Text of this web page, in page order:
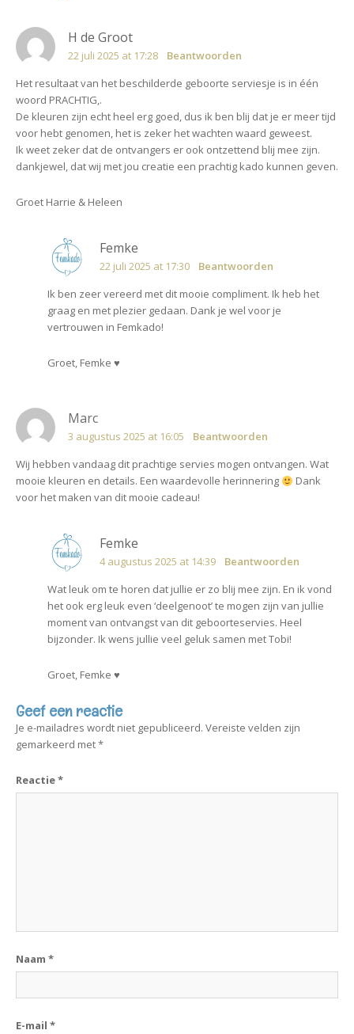
H de Groot
22 juli 2025 at 17:28
Beantwoorden
Het resultaat van het beschilderde geboorte serviesje is in één
woord PRACHTIG,.
De kleuren zijn echt heel erg goed, dus ik ben blij dat je er meer tijd
voor hebt genomen, het is zeker het wachten waard geweest.
Ik weet zeker dat de ontvangers er ook ontzettend blij mee zijn.
dankjewel, dat wij met jou creatie een prachtig kado kunnen geven.
Groet Harrie & Heleen
Femke
22 juli 2025 at 17:30
Beantwoorden
Ik ben zeer vereerd met dit mooie compliment. Ik heb het
graag en met plezier gedaan. Dank je wel voor je
vertrouwen in Femkado!
Groet, Femke ♥
Marc
3 augustus 2025 at 16:05
Beantwoorden
Wij hebben vandaag dit prachtige servies mogen ontvangen. Wat
mooie kleuren en details. Een waardevolle herinnering
Dank
voor het maken van dit mooie cadeau!
Femke
4 augustus 2025 at 14:39
Beantwoorden
Wat leuk om te horen dat jullie er zo blij mee zijn. En ik vond
het ook erg leuk even ‘deelgenoot’ te mogen zijn van jullie
moment van ontvangst van dit geboorteservies. Heel
bijzonder. Ik wens jullie veel geluk samen met Tobi!
Groet, Femke ♥
Geef een reactie
Je e-mailadres wordt niet gepubliceerd. Vereiste velden zijn
gemarkeerd met*
Reactie*
Naam *
E-mail *